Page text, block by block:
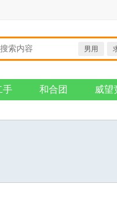
男用
手 和合团 威望